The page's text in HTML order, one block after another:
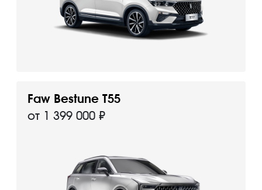
Faw Bestune T55
от 1 399 000 ₽